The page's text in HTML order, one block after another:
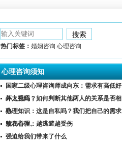
热门标签： 婚姻咨询 心理咨询
心理咨询须知
国家二级心理咨询师成向东：需求有高低好
坏之分吗？
外人视角，如何判断其他两人的关系是否相
熟
心理知识：这是自私吗？我们把自己的需求
放在首位。
鸵鸟心理：越逃避越受伤
强迫给我们带来了什么